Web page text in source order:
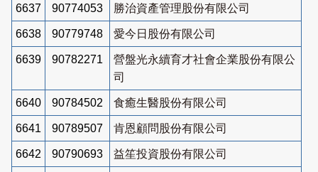
6637 90774053 勝治資產管理股份有限公司
6638 90779748 愛今日股份有限公司
6639 90782271
營盤光永續育才社會企業股份有限公
司
6640 90784502 食癒生醫股份有限公司
6641 90789507 肯恩顧問股份有限公司
6642 90790693 益笙投資股份有限公司